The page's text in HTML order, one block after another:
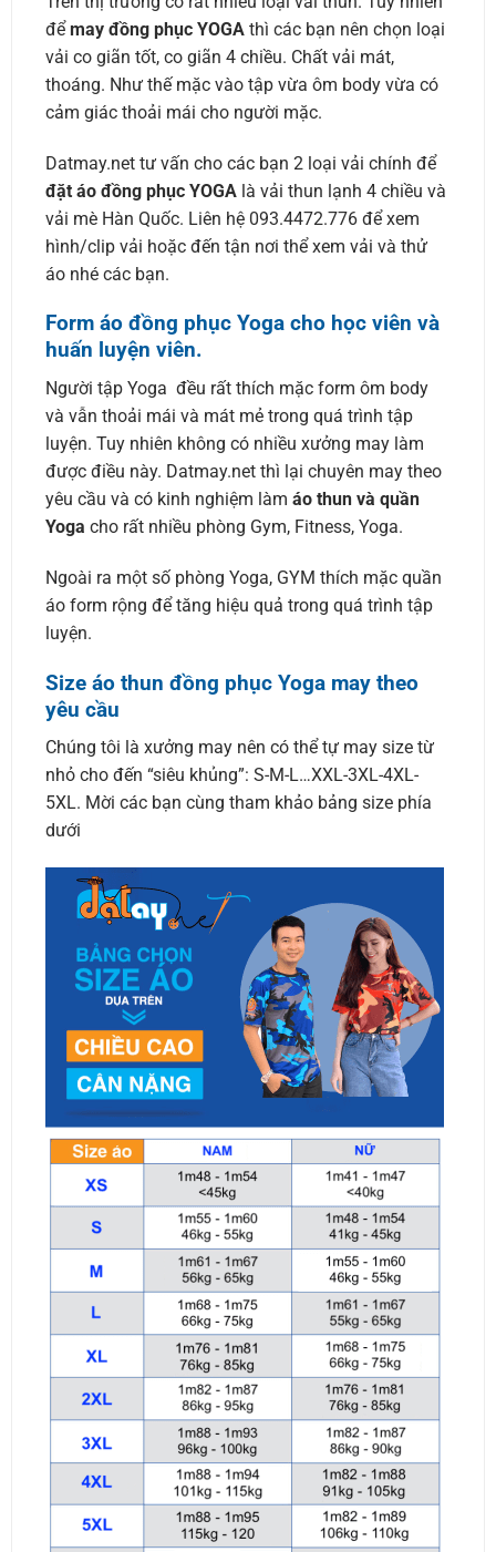
đểmay đồng phục YOGAthì các bạn nên chọn loại
vải co giãn tốt, co giãn 4 chiều. Chất vải mát,
thoáng. Như thế mặc vào tập vừa ôm body vừa có
cảm giác thoải mái cho người mặc.
Datmay.net tư vấn cho các bạn 2 loại vải chính để
đặt áo đồng phục YOGA là vải thun lạnh 4 chiều và
vải mè Hàn Quốc. Liên hệ 093.4472.776 để xem
hình/clip vải hoặc đến tận nơi thể xem vải và thử
áo nhé các bạn.
Form áo đồng phục Yoga cho học viên và
huấn luyện viên.
Người tập Yoga đều rất thích mặc form ôm body
và vẫn thoải mái và mát mẻ trong quá trình tập
luyện. Tuy nhiên không có nhiều xưởng may làm
được điều này. Datmay.net thì lại chuyên may theo
yêu cầu và có kinh nghiệm làm áo thun và quần
Yoga cho rất nhiều phòng Gym, Fitness, Yoga.
Ngoài ra một số phòng Yoga, GYM thích mặc quần
áo form rộng để tăng hiệu quả trong quá trình tập
luyện.
Size áo thun đồng phục Yoga may theo
yêu cầu
Chúng tôi là xưởng may nên có thể tự may size từ
nhỏ cho đến “siêu khủng”: S-M-L…XXL-3XL-4XL-
5XL. Mời các bạn cùng tham khảo bảng size phía
dưới